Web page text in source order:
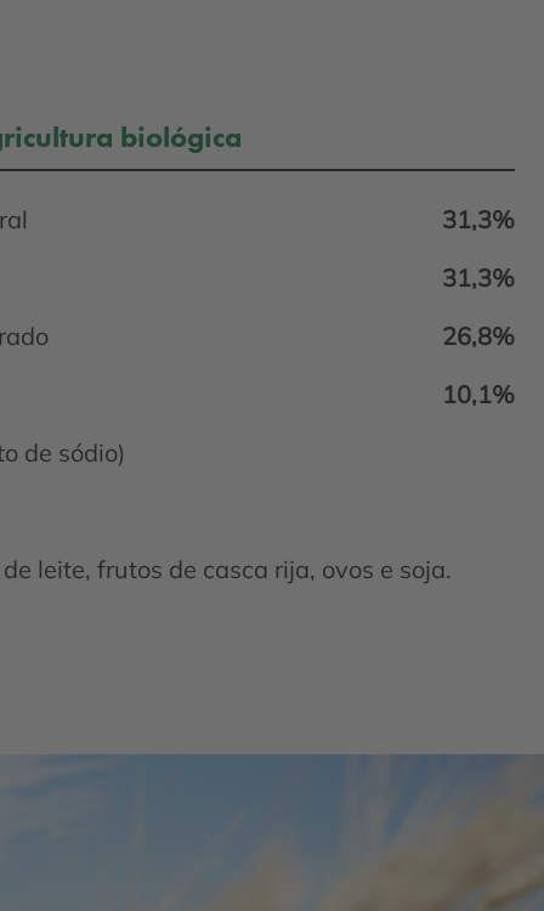
biológica
31,3%
31,3%
26,8%
10,1%
de sódio)
leite, frutos de casca rija, ovos e soja.